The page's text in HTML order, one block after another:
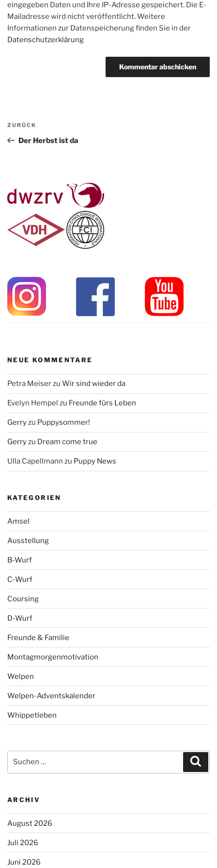
eingegeben Daten und Ihre IP-Adresse gespeichert. Die E-
Mailadresse wird nicht veröffentlicht. Weitere
Informationen zur Datenspeicherung finden Sie in der
Datenschutzerklärung
Beitragsnavigation
Vorheriger
Beitrag
ZURÜCK
Der Herbst ist da
NEUE KOMMENTARE
Petra Meiserzu Wir sind wieder da
Evelyn Hempel zu Freunde fürs Leben
Gerryzu Puppysommer!
Gerryzu Dream come true
Ulla Capellmann zu Puppy News
KATEGORIEN
Amsel
Ausstellung
B-Wurf
C-Wurf
Coursing
D-Wurf
Freunde & Familie
Montagmorgenmotivation
Welpen
Welpen-Adventskalender
Whippetleben
nach:
ARCHIV
August 2026
Juli 2026
Juni 2026